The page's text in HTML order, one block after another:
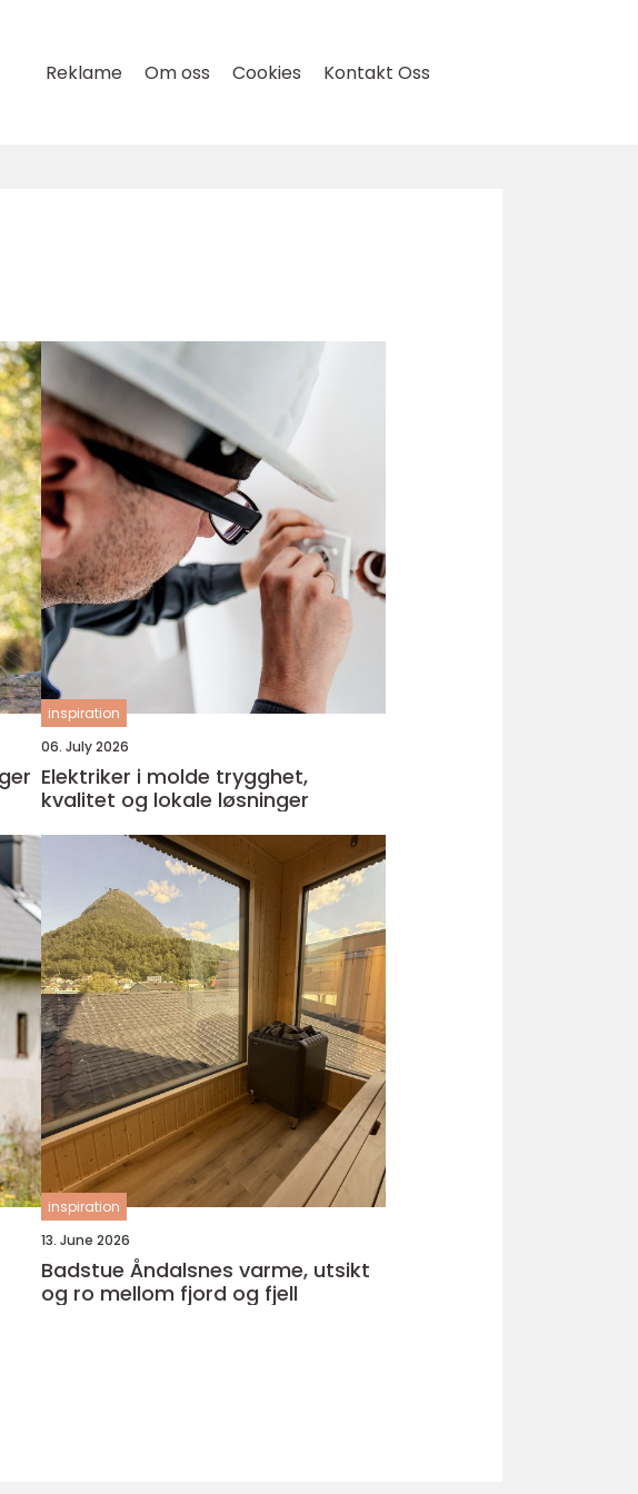
Reklame Om oss Cookies Kontakt Oss
inspiration
06. July 2026
Elektriker i molde trygghet,
kvalitet og lokale løsninger
inspiration
13. June 2026
Badstue Åndalsnes varme, utsikt
og ro mellom fjord og fjell